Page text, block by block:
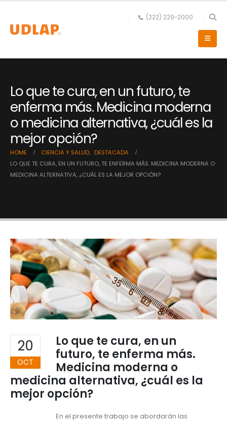
(222) 229-2000
Lo que te cura, en un futuro, te
enferma más. Medicina moderna
o medicina alternativa, ¿cuál es la
mejor opción?
HOME CIENCIA Y SALUD, DESTACADA
LO QUE TE CURA, EN UN FUTURO, TE ENFERMA MÁS. MEDICINA MODERNA O
MEDICINA ALTERNATIVA, ¿CUÁL ES LA MEJOR OPCIÓN?
20
OCT
Lo que te cura, en un
futuro, te enferma más.
Medicina moderna o
medicina alternativa, ¿cuál es la
mejor opción?
En el presente trabajo se abordarán las